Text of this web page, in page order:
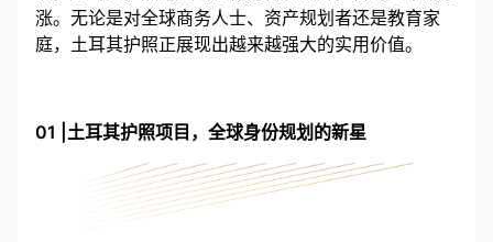
认，土耳其护照的全球通行力再次跃升，咨询量单周暴
涨。无论是对全球商务人士、资产规划者还是教育家